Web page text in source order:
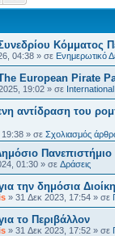
Κόμματος
04:38 » σε Ενημερωτικό
European Pirate
19:02 » σε
αντίδραση του
19:38 » σε Σχολιασμός
Πανεπιστήμιο
01:30 » σε Δράσεις
την δημόσια
» 31 Δεκ 2023, 17:54 » σε
το Περιβάλλον
» 31 Δεκ 2023, 17:52 » σε